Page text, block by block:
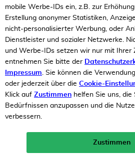
10%
Neukunden-Rabatt ab 49€!
mehr erfahren >
mobile Werbe-IDs ein, z.B. zur
Erstellung anonymer Statistiken,
nicht-personalisierter Werbung, oder
Dienstleister und sozialer Netzwerke.
und Werbe-IDs setzen wir nur mit Ihrer
entnehmen Sie bitte der
Impressum. Sie können die
oder jederzeit über die Cookie-
Klick auf Zustimmen helfen Sie uns,
Bedürfnissen anzupassen und die
verbessern.
Zustimmen